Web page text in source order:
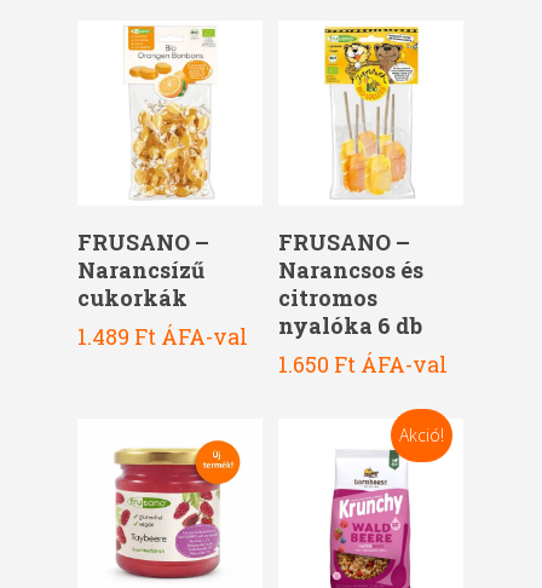
Kosárba Teszem
FRUSANO –
Narancsízű
cukorkák
1.489 Ft ÁFA-val
Kosárba Teszem
FRUSANO –
Narancsos és
citromos
nyalóka 6 db
1.650 Ft ÁFA-val
Akció!